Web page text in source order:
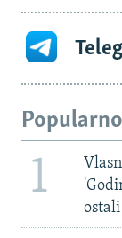
Popularno
1
ostali